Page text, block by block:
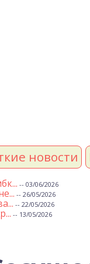
новости
-- 03/06/2026
-- 26/05/2026
-- 22/05/2026
-- 13/05/2026